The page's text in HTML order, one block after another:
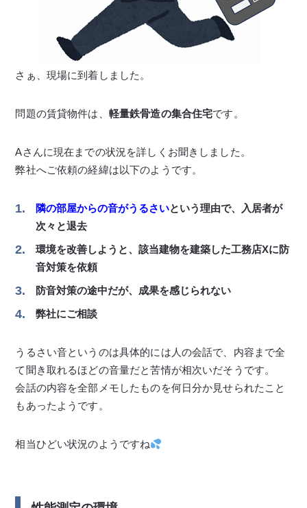
さぁ、現場に到着しました。
問題の賃貸物件は、 軽量鉄骨造の集合住宅です。
Aさんに現在までの状況を詳しくお聞きしました。
弊社へご依頼の経緯は以下のようです。
隣の部屋からの音がうるさいという理由で、入居者が
次々と退去
環境を改善しようと、該当建物を建築した工務店Xに防
音対策を依頼
防音対策の途中だが、成果を感じられない
弊社にご相談
うるさい音というのは具体的には人の会話で、内容まで全
て聞き取れるほどの音量だと苦情が相次いだそうです。
会話の内容を全部メモしたものを何日分か見せられたこと
もあったようです。
相当ひどい状況のようですね